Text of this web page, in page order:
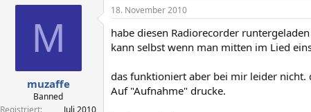
s
e
t
a
m
M
muzaffe
Banned
Registriert
Juli 2010
18. November 2010
habe diesen Radiorecorder
kann selbst wenn man mitten im Lied
das funktioniert aber bei mir leider
Auf "Aufnahme" drucke.